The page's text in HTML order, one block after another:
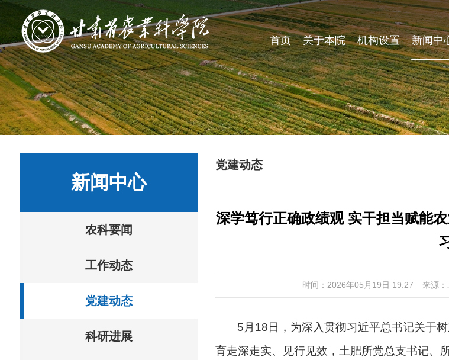
首页 关于本院 机构设置 新闻中
新闻中心
农科要闻
工作动态
党建动态
科研进展
党建动态
深学笃行正确政绩观 实干担当赋能
时间：2026年05月19日 19:27 来源
5月18日，为深入贯彻习近平总书记关于
育走深走实、见行见效，土肥所党总支书记、